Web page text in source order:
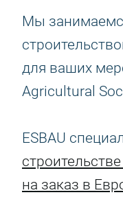
Мы
для ваших
Agricultural
ESBAU
на заказ в